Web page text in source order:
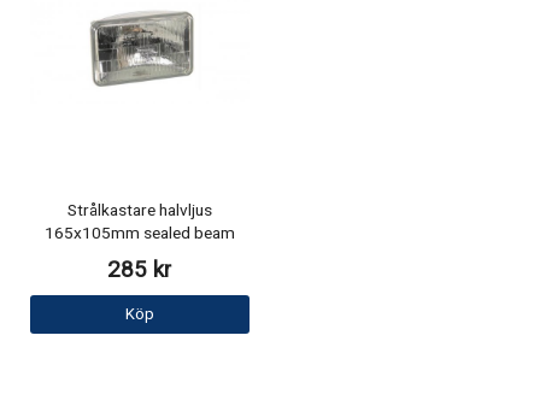
Strålkastare halvljus
165x105mm sealed beam
285 kr
Köp